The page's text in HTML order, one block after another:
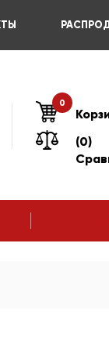
0
(0)